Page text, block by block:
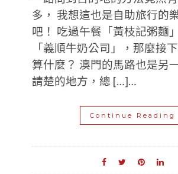
多， 我想這也是自助旅行的
吧！ 吃過午餐「黃枝記粥麵
「義順牛奶公司」，那麼接
算什麼？ 澳門的馬路也是另
請楚的地方，總 […]…
Continue Reading